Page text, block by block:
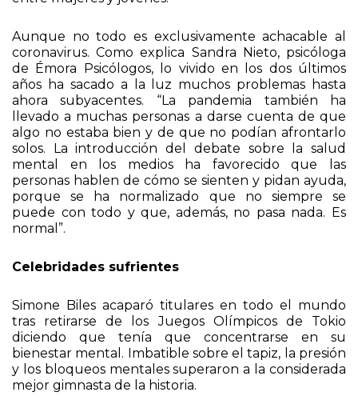
un 28% y un 26%, respectivamente, sobre todo,
Aunque no todo es exclusivamente achacable al
coronavirus. Como explica Sandra Nieto, psicóloga
de Émora Psicólogos, lo vivido en los dos últimos
años ha sacado a la luz muchos problemas hasta
ahora subyacentes. “La pandemia también ha
llevado a muchas personas a darse cuenta de que
algo no estaba bien y de que no podían afrontarlo
solos. La introducción del debate sobre la salud
mental en los medios ha favorecido que las
personas hablen de cómo se sienten y pidan ayuda,
porque se ha normalizado que no siempre se
puede con todo y que, además, no pasa nada. Es
Simone Biles acaparó titulares en todo el mundo
tras retirarse de los Juegos Olímpicos de Tokio
diciendo que tenía que concentrarse en su
bienestar mental. Imbatible sobre el tapiz, la presión
y los bloqueos mentales superaron a la considerada